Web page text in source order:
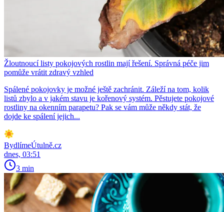
Žloutnoucí listy pokojových rostlin mají řešení. Správná péče jim
pomůže vrátit zdravý vzhled
Spálené pokojovky je možné ještě zachránit. Záleží na tom, kolik
listů zbylo a v jakém stavu je kořenový systém. Pěstujete pokojové
rostliny na okenním parapetu? Pak se vám může někdy stát, že
dojde ke spálení jejich...
BydlímeÚtulně.cz
dnes, 03:51
3 min